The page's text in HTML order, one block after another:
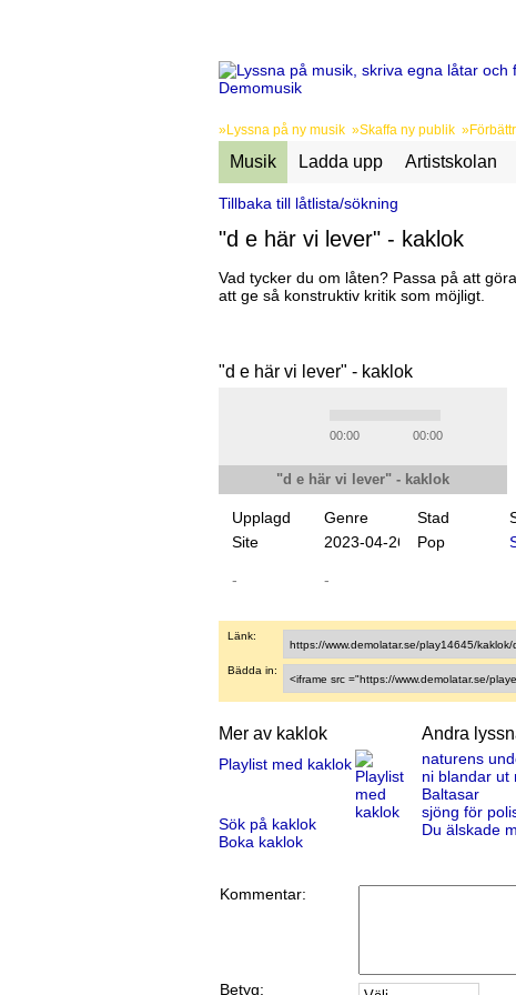
»Lyssna på ny musik »Skaffa ny publik
Musik Ladda upp Artistskolan
Tillbaka till låtlista/sökning
"d e här vi lever" - kaklok
Vad tycker du om låten? Passa på att
att ge så konstruktiv kritik som möjligt.
"d e här vi lever" - kaklok
00:00 00:00
"d e här vi lever" - kaklok
Upplagd Genre Stad
Site
2023-04-26 Pop
- -
Länk:
Bädda in:
Mer av kaklok
Playlist med kaklok
Sök på kaklok
Boka kaklok
Andra
naturens
ni blandar ut
Baltasar
sjöng för
Du älskade
Kommentar:
Betyg: